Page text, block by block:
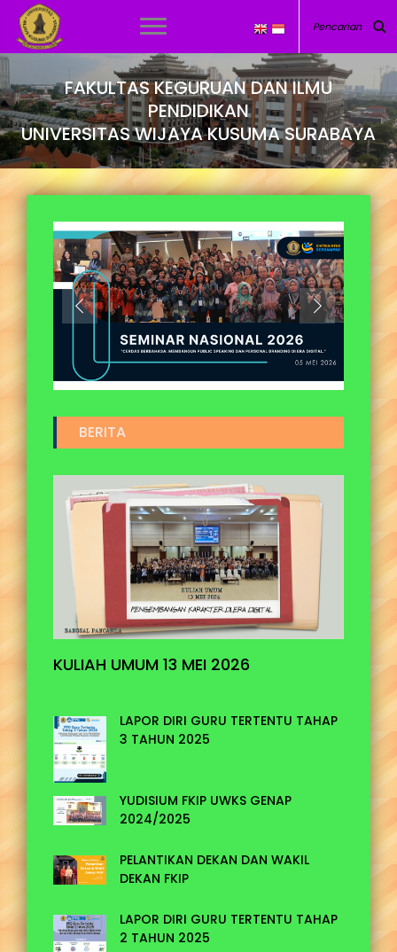
FAKULTAS KEGURUAN DAN ILMU
PENDIDIKAN
UNIVERSITAS WIJAYA KUSUMA SURABAYA
BERITA
KULIAH UMUM 13 MEI 2026
THN
LAPOR DIRI GURU TERTENTU TAHAP
3 TAHUN 2025
YUDISIUM FKIP UWKS GENAP
2024/2025
PELANTIKAN DEKAN DAN WAKIL
DEKAN FKIP
LAPOR DIRI GURU TERTENTU TAHAP
2 TAHUN 2025